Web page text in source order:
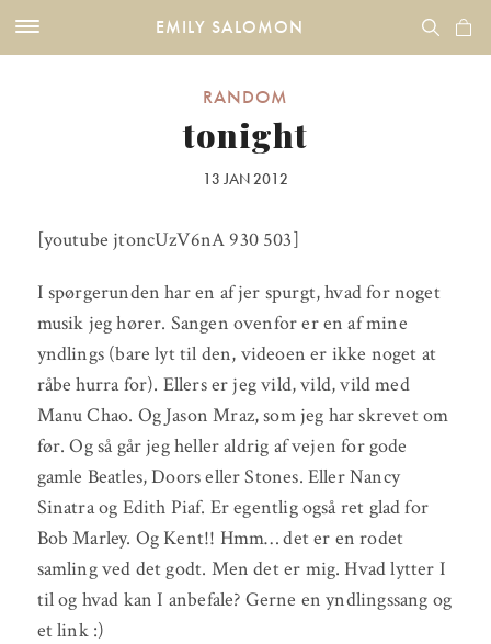
EMILY SALOMON
RANDOM
tonight
13 JAN 2012
[youtube jtoncUzV6nA 930 503]
I spørgerunden har en af jer spurgt, hvad for noget
musik jeg hører. Sangen ovenfor er en af mine
yndlings (bare lyt til den, videoen er ikke noget at
råbe hurra for). Ellers er jeg vild, vild, vild med
Manu Chao. Og Jason Mraz, som jeg har skrevet om
før. Og så går jeg heller aldrig af vejen for gode
gamle Beatles, Doors eller Stones. Eller Nancy
Sinatra og Edith Piaf. Er egentlig også ret glad for
Bob Marley. Og Kent!! Hmm… det er en rodet
samling ved det godt. Men det er mig. Hvad lytter I
til og hvad kan I anbefale? Gerne en yndlingssang og
et link :)